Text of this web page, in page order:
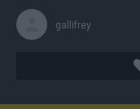
gallifrey